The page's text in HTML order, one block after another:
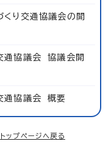
くり交通協議会の開
通協議会 協議会開
通協議会 概要
トップページへ戻る